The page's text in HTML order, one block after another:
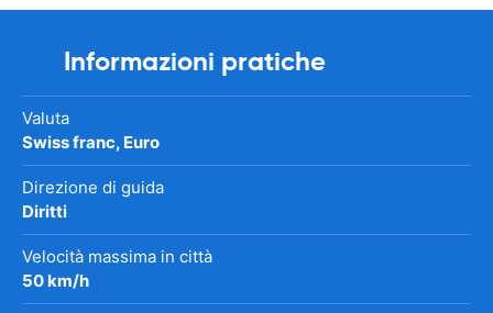
Informazioni pratiche
Valuta
Swiss franc, Euro
Direzione di guida
Diritti
Velocità massima in città
50 km/h